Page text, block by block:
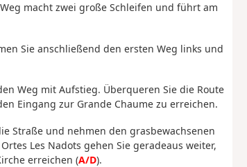
macht zwei große Schleifen und führt am
Sie anschließend den ersten Weg links und
Weg mit Aufstieg. Überqueren Sie die Route
Eingang zur Grande Chaume zu erreichen.
Straße und nehmen den grasbewachsenen
Les Nadots gehen Sie geradeaus weiter,
erreichen (A/D).